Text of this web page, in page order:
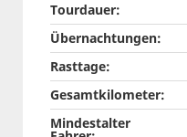
Tourdauer:
Übernachtungen:
Rasttage:
Gesamtkilometer:
Mindestalter